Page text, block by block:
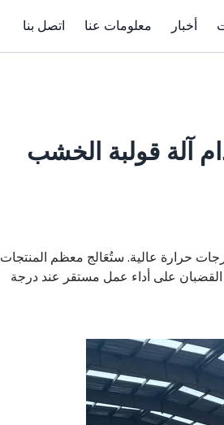
أخبار معلومات عنا اتصل بنا
آلة قولبة الخشب
حرارة عالية. ستُعَالج معظم المنتجات
القضبان على أداء عمل مستقر عند درجة